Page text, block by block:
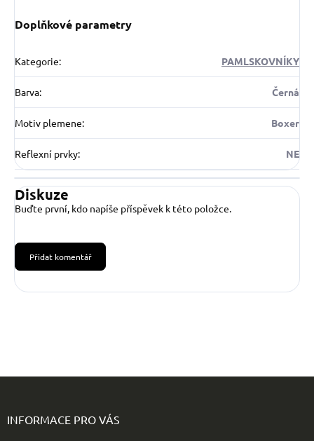
Doplňkové parametry
Kategorie: PAMLSKOVNÍKY
Barva: Černá
Motiv plemene: Boxer
Reflexní prvky: NE
Diskuze
Buďte první, kdo napíše příspěvek k této položce.
Přidat komentář
INFORMACE PRO VÁS